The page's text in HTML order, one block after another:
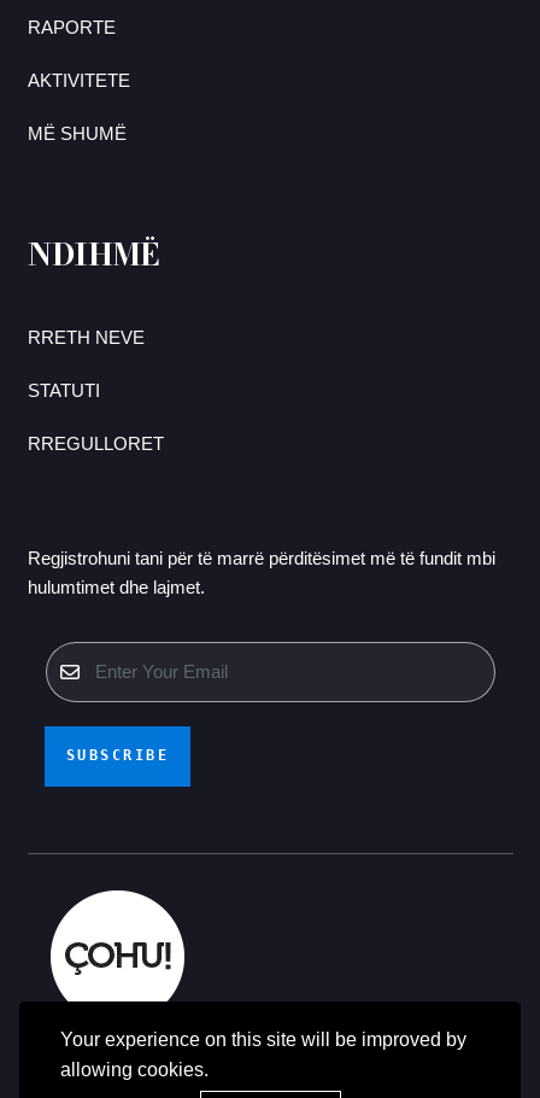
RAPORTE
AKTIVITETE
MË SHUMË
NDIHMË
RRETH NEVE
STATUTI
RREGULLORET
Regjistrohuni tani për të marrë përditësimet më të fundit mbi
hulumtimet dhe lajmet.
SUBSCRIBE
© Të gjitha të drejtat e rezervuara - ÇOHU 2014-2025
Your experience on this site will be improved by
allowing cookies.